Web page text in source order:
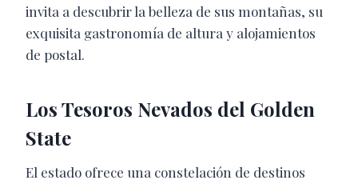
invita a descubrir la belleza de sus montañas, su
exquisita gastronomía de altura y alojamientos
de postal.
Los Tesoros Nevados del Golden
State
El estado ofrece una constelación de destinos